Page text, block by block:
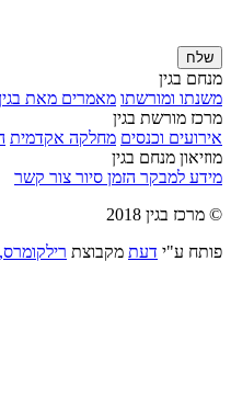
שלח
מנחם בגין
משנתו ומורשתו מאמרים מאת
מרכז מורשת בגין
אירועים וכנסים מחלקה אקדמית
מוזיאון מנחם בגין
מידע למבקר הזמן סיור צור קשר
© מרכז בגין 2018
פותח ע"י דעת מקבוצת רילקומרס,